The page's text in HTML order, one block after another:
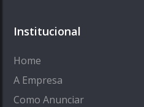
Institucional
Home
A Empresa
Como Anunciar